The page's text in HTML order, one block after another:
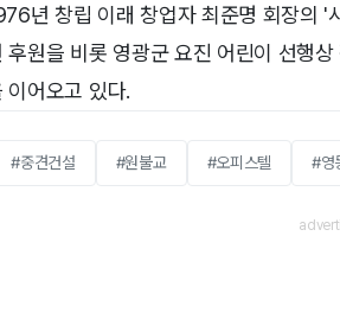
년 창립 이래 창업자 최준명 회장의 '
후원을 비롯 영광군 요진 어린이 선행
이어오고 있다.
#중견건설 #원불교 #오피스텔 #영